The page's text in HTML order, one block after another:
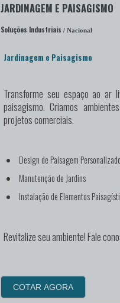
JARDINAGEM E PAISAGISMO
Soluções Industriais / Nacional
Jardinagem e Paisagismo
Transforme seu espaço ao ar
paisagismo. Criamos
projetos comerciais.
Design de Paisagem Personalizado
Manutenção de Jardins
Instalação de Elementos
Revitalize seu ambiente! Fale
COTAR AGORA